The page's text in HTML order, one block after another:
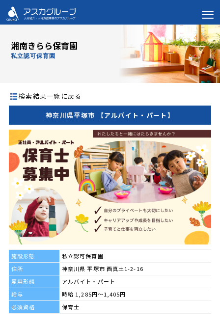
湘南きらら保育園
私立認可保育園
検索結果一覧に戻る
神奈川県平塚市 【アルバイト・パート】
施設形態
私立認可保育園
住所
神奈川県 平塚市 西真土1-2-16
雇用形態
アルバイト・パート
給与
時給 1,285円～1,405円
必須資格
保育士